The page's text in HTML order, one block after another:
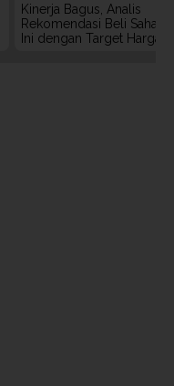
Kinerja Bagus, Analis
Rekomendasi Beli Saham
Ini dengan Target Harga